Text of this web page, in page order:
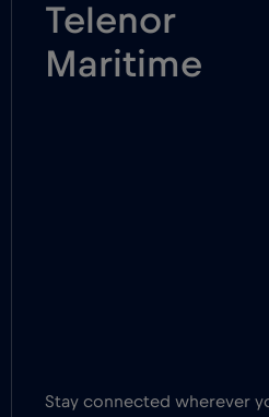
Telenor
Maritime
Stay connected wherever